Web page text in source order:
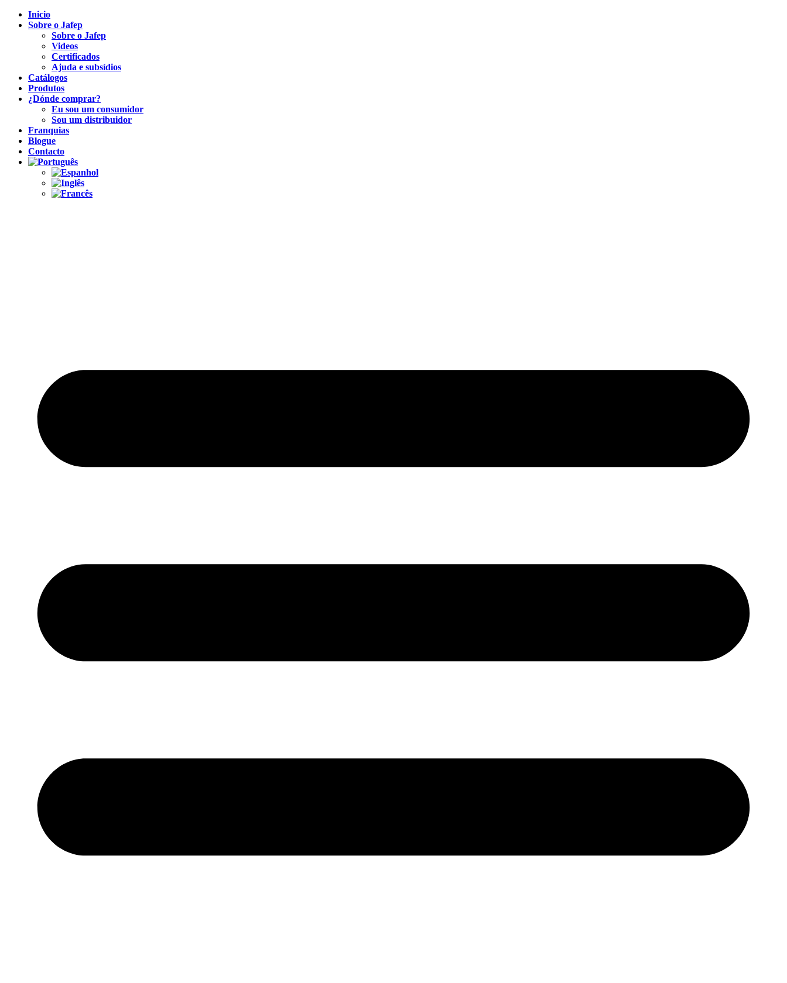
Inicio
Sobre o Jafep
Sobre o Jafep
Videos
Certificados
Ajuda e subsídios
Catálogos
Produtos
¿Dónde comprar?
Eu sou um consumidor
Sou um distribuidor
Franquias
Blogue
Contacto